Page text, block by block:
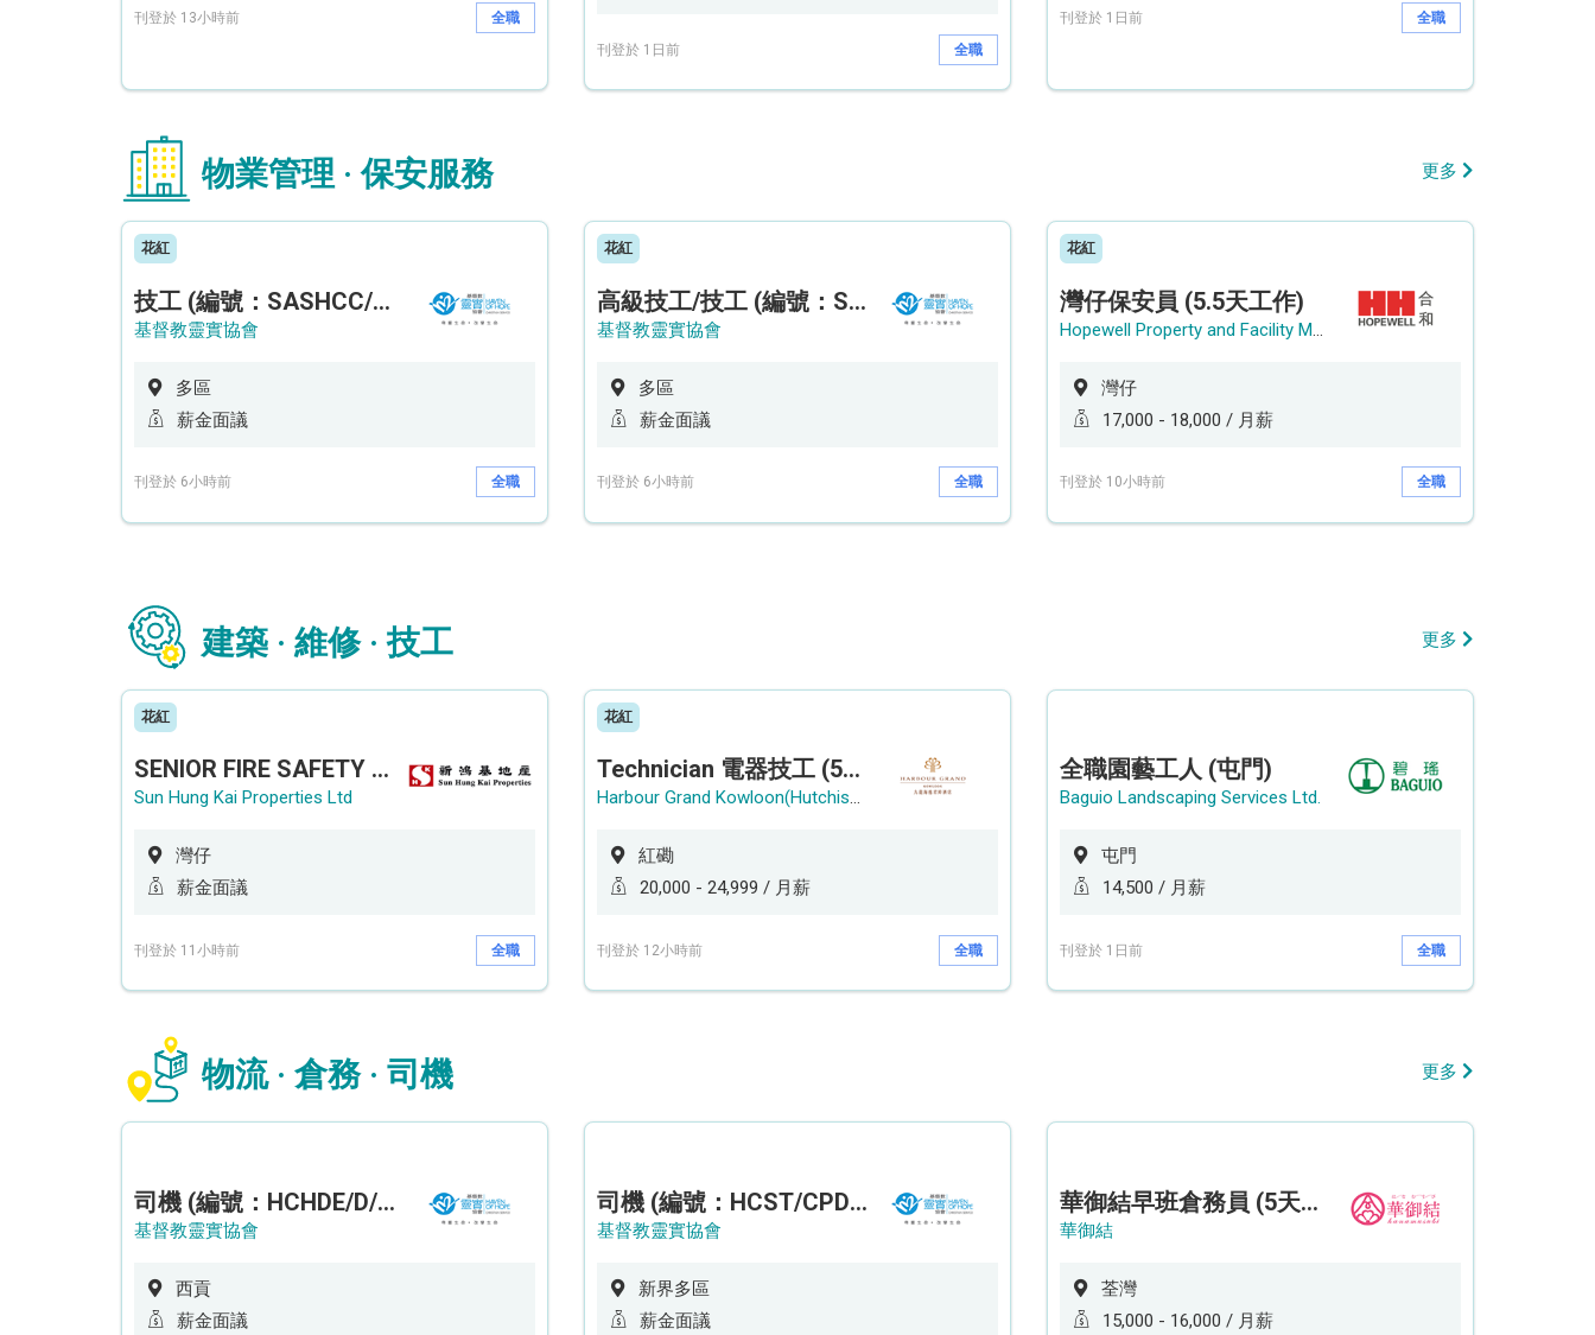
刊登於 13小時前 全職
刊登於 1日前 全職
刊登於 1日前 全職
物業管理 · 保安服務 更多
花紅
技工 (編號：SASHCC/A/CTE)
基督教靈實協會
多區
薪金面議
刊登於 6小時前 全職
花紅
高級技工/技工 (編號：SSO/FM/A/CTE)
基督教靈實協會
多區
薪金面議
刊登於 6小時前 全職
花紅
灣仔保安員 (5.5天工作)
Hopewell Property and Facility Management Ltd. 合和物業及設施管理有限公司
灣仔
17,000 - 18,000 / 月薪
刊登於 10小時前 全職
建築 · 維修 · 技工 更多
花紅
SENIOR FIRE SAFETY OFFICER / FIRE SAFETY OFFICER
Sun Hung Kai Properties Ltd
灣仔
薪金面議
刊登於 11小時前 全職
花紅
Technician 電器技工 (5-Day Work Week)
Harbour Grand Kowloon(Hutchison Hotel Hong Kong Limited)
紅磡
20,000 - 24,999 / 月薪
刊登於 12小時前 全職
全職園藝工人 (屯門)
Baguio Landscaping Services Ltd.
屯門
14,500 / 月薪
刊登於 1日前 全職
物流 · 倉務 · 司機 更多
司機 (編號：HCHDE/D/CTE)
基督教靈實協會
西貢
薪金面議
司機 (編號：HCST/CPD/CTE)
基督教靈實協會
新界多區
薪金面議
華御結早班倉務員 (5天工作週)
華御結
荃灣
15,000 - 16,000 / 月薪